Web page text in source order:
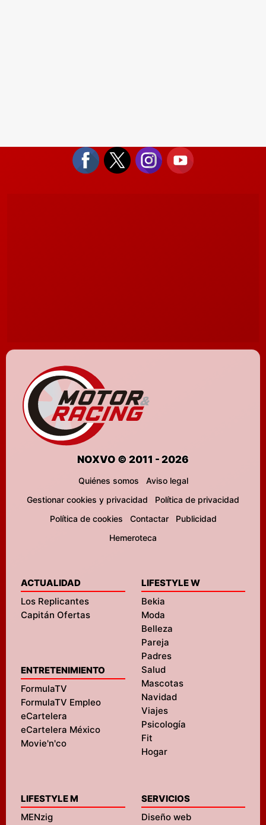
NOXVO © 2011 - 2026
Quiénes somos
Aviso legal
Gestionar cookies y privacidad
Política de privacidad
Política de cookies
Contactar
Publicidad
Hemeroteca
ACTUALIDAD
Los Replicantes
Capitán Ofertas
ENTRETENIMIENTO
FormulaTV
FormulaTV Empleo
eCartelera
eCartelera México
Movie'n'co
LIFESTYLE W
Bekia
Moda
Belleza
Pareja
Padres
Salud
Mascotas
Navidad
Viajes
Psicología
Fit
Hogar
LIFESTYLE M
MENzig
SERVICIOS
Diseño web